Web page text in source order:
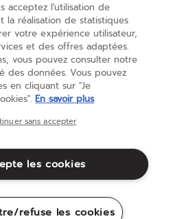
Cookies
acceptez l'utilisation de
la réalisation de statistiques
votre expérience utilisateur,
et des offres adaptées.
vous pouvez consulter notre
des données. Vous pouvez
en cliquant sur "Je
En savoir plus
sans accepter
les cookies
refuse les cookies